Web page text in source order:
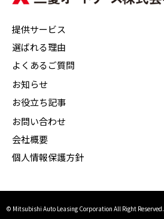
提供サービス
選ばれる理由
よくあるご質問
お知らせ
お役立ち記事
お問い合わせ
会社概要
個人情報保護方針
© Mitsubishi Auto Leasing Corporation All Right Reserved.